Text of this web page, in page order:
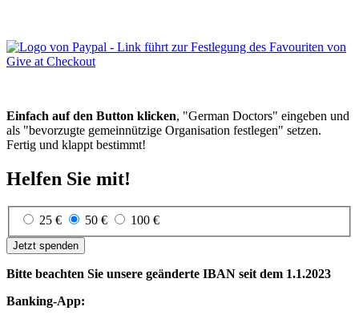
Einfach auf den Button klicken, "German Doctors" eingeben und
als "bevorzugte gemeinnützige Organisation festlegen" setzen.
Fertig und klappt bestimmt!
Helfen Sie mit!
25 € 50 € 100 €
Jetzt spenden
Bitte beachten Sie unsere geänderte IBAN seit dem 1.1.2023
Banking-App: